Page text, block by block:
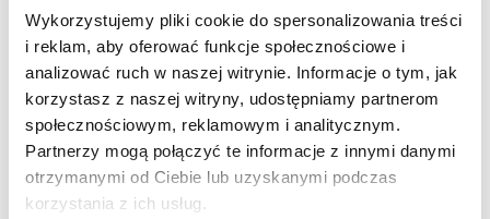
Wykorzystujemy pliki cookie do spersonalizowania treści
i reklam, aby oferować funkcje społecznościowe i
analizować ruch w naszej witrynie. Informacje o tym, jak
korzystasz z naszej witryny, udostępniamy partnerom
społecznościowym, reklamowym i analitycznym.
Partnerzy mogą połączyć te informacje z innymi danymi
otrzymanymi od Ciebie lub uzyskanymi podczas
korzystania z ich usług.
Złota bransoletka z cyrkoniami - serca